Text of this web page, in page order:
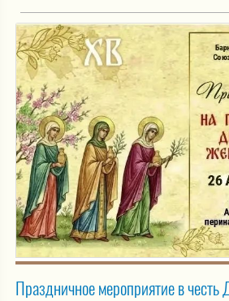
Праздничное мероприятие в